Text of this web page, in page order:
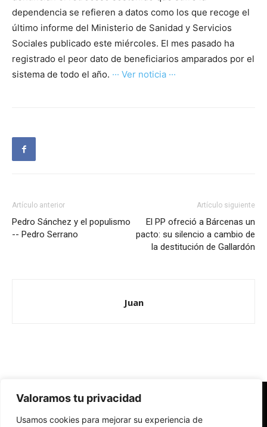
Valoramos tu privacidad
Usamos cookies para mejorar su experiencia de
dependencia se refieren a datos como los que recoge el
último informe del Ministerio de Sanidad y Servicios
Sociales publicado este miércoles. El mes pasado ha
registrado el peor dato de beneficiarios amparados por el
sistema de todo el año. ··· Ver noticia ···
Artículo anterior
Pedro Sánchez y el populismo
-- Pedro Serrano
Artículo siguiente
El PP ofreció a Bárcenas un
pacto: su silencio a cambio de
la destitución de Gallardón
Juan
Redes Cristianas
Una mirada alternativa sobre la Iglesia católica y la sociedad